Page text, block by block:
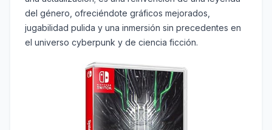
del género, ofreciéndote gráficos mejorados,
jugabilidad pulida y una inmersión sin precedentes en
el universo cyberpunk y de ciencia ficción.